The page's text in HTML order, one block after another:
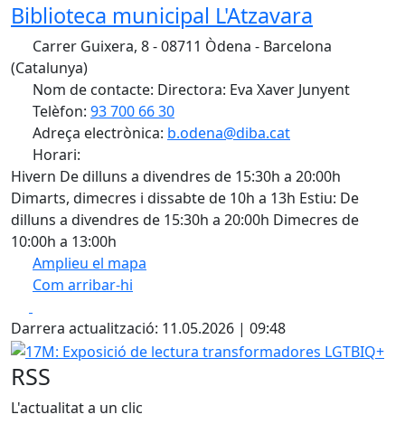
Biblioteca municipal L'Atzavara
Carrer Guixera, 8 - 08711 Òdena - Barcelona
(Catalunya)
Nom de contacte: Directora: Eva Xaver Junyent
Telèfon: 93 700 66 30
Adreça electrònica: b.odena@diba.cat
Horari:
Hivern De dilluns a divendres de 15:30h a 20:00h
Dimarts, dimecres i dissabte de 10h a 13h Estiu: De
dilluns a divendres de 15:30h a 20:00h Dimecres de
10:00h a 13:00h
Amplieu el mapa
Com arribar-hi
+
−
Darrera actualització: 11.05.2026 | 09:48
17M: Exposició de lectura transformadores LGTBIQ+
RSS
L'actualitat a un clic